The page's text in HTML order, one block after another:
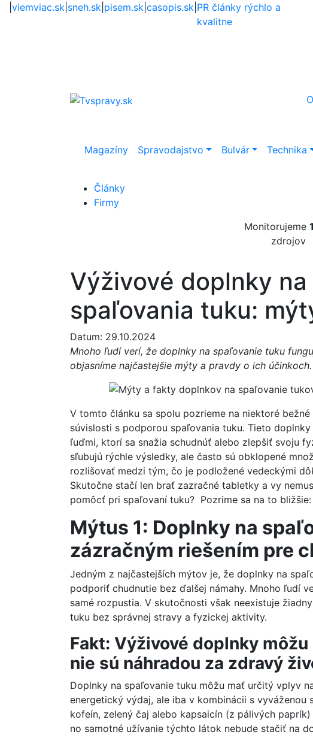
viemviac.sk sneh.sk pisem.sk casopis.sk PR články rýchlo a
kvalitne
Magazíny Spravodajstvo Bulvár Technika
Články
Firmy
Monitorujeme
zdrojov
Výživové doplnky
spaľovania tuku:
Datum: 29.10.2024
Mnoho ľudí verí, že doplnky na spaľovanie tuku
objasníme najčastejšie mýty a pravdy o ich účinkoch.
V tomto článku sa spolu pozrieme na niektoré
súvislosti s podporou spaľovania tuku. Tieto
ľuďmi, ktorí sa snažia schudnúť alebo zlepšiť svoju
sľubujú rýchle výsledky, ale často sú obklopené
rozlišovať medzi tým, čo je podložené vedeckými
Skutočne stačí len brať zazračné tabletky a vy
pomôcť pri spaľovaní tuku? Pozrime sa na to bližšie:
Mýtus 1: Doplnky na
zázračným riešením pre
Jedným z najčastejších mýtov je, že doplnky na
podporiť chudnutie bez ďalšej námahy. Mnoho ľudí
samé rozpustia. V skutočnosti však neexistuje
tuku bez správnej stravy a fyzickej aktivity.
Fakt: Výživové doplnky
nie sú náhradou za zdravý
Doplnky na spaľovanie tuku môžu mať určitý vplyv
energetický výdaj, ale iba v kombinácii s vyváženou
kofeín, zelený čaj alebo kapsaicín (z pálivých
no samotné užívanie týchto látok nebude stačiť na